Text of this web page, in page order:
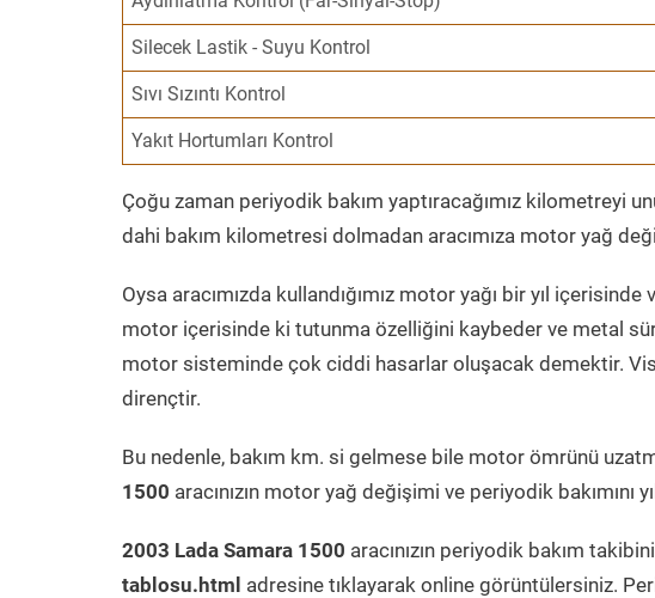
Silecek Lastik - Suyu Kontrol
Sıvı Sızıntı Kontrol
Yakıt Hortumları Kontrol
Çoğu zaman periyodik bakım yaptıracağımız kilometreyi
dahi bakım kilometresi dolmadan aracımıza motor yağ
Oysa aracımızda kullandığımız motor yağı bir yıl
motor içerisinde ki tutunma özelliğini kaybeder ve metal
motor sisteminde çok ciddi hasarlar oluşacak demektir.
dirençtir.
Bu nedenle, bakım km. si gelmese bile motor ömrünü
1500 aracınızın motor yağ değişimi ve periyodik bakımını
2003 Lada Samara 1500 aracınızın periyodik bakım takibini
tablosu.html adresine tıklayarak online görüntülersiniz.